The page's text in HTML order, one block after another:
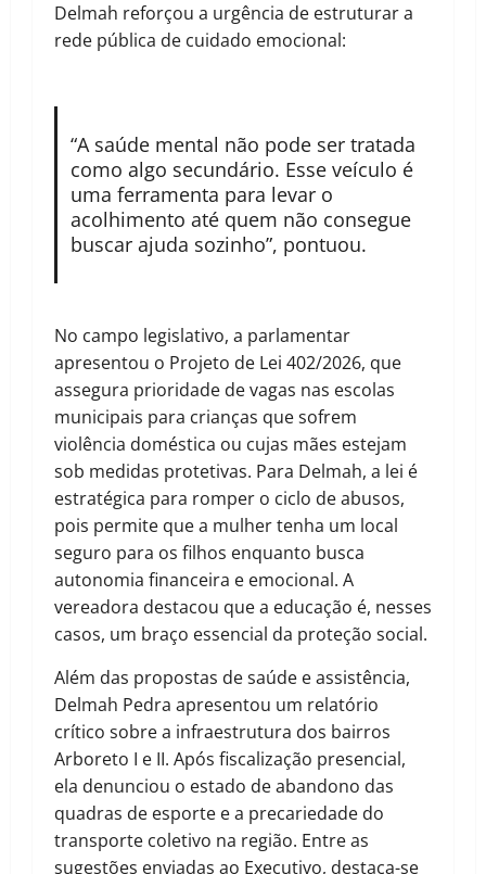
Delmah reforçou a urgência de estruturar a
rede pública de cuidado emocional:
“A saúde mental não pode ser tratada
como algo secundário. Esse veículo é
uma ferramenta para levar o
acolhimento até quem não consegue
buscar ajuda sozinho”, pontuou.
No campo legislativo, a parlamentar
apresentou o Projeto de Lei 402/2026, que
assegura prioridade de vagas nas escolas
municipais para crianças que sofrem
violência doméstica ou cujas mães estejam
sob medidas protetivas. Para Delmah, a lei é
estratégica para romper o ciclo de abusos,
pois permite que a mulher tenha um local
seguro para os filhos enquanto busca
autonomia financeira e emocional. A
vereadora destacou que a educação é, nesses
casos, um braço essencial da proteção social.
Além das propostas de saúde e assistência,
Delmah Pedra apresentou um relatório
crítico sobre a infraestrutura dos bairros
Arboreto I e II. Após fiscalização presencial,
ela denunciou o estado de abandono das
quadras de esporte e a precariedade do
transporte coletivo na região. Entre as
sugestões enviadas ao Executivo, destaca-se